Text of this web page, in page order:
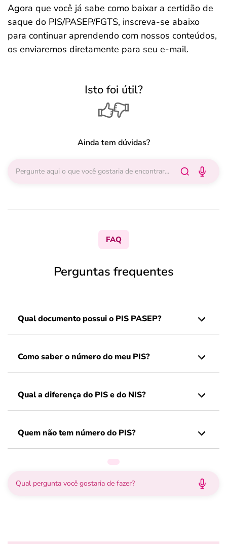
Agora que você já sabe como baixar a certidão de
saque do PIS/PASEP/FGTS, inscreva-se abaixo
para continuar aprendendo com nossos conteúdos,
os enviaremos diretamente para seu e-mail.
Isto foi útil?
Ainda tem dúvidas?
FAQ
Perguntas frequentes
Qual documento possui o PIS PASEP?
Como saber o número do meu PIS?
Qual a diferença do PIS e do NIS?
Quem não tem número do PIS?